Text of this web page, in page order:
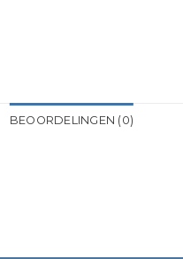
BEOORDELINGEN (0)